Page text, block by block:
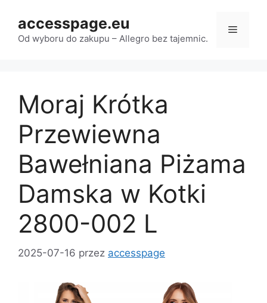
treści
accesspage.eu
Od wyboru do zakupu – Allegro bez tajemnic.
Menu
Moraj Krótka
Przewiewna
Bawełniana Piżama
Damska w Kotki
2800-002 L
2025-07-16 przez accesspage